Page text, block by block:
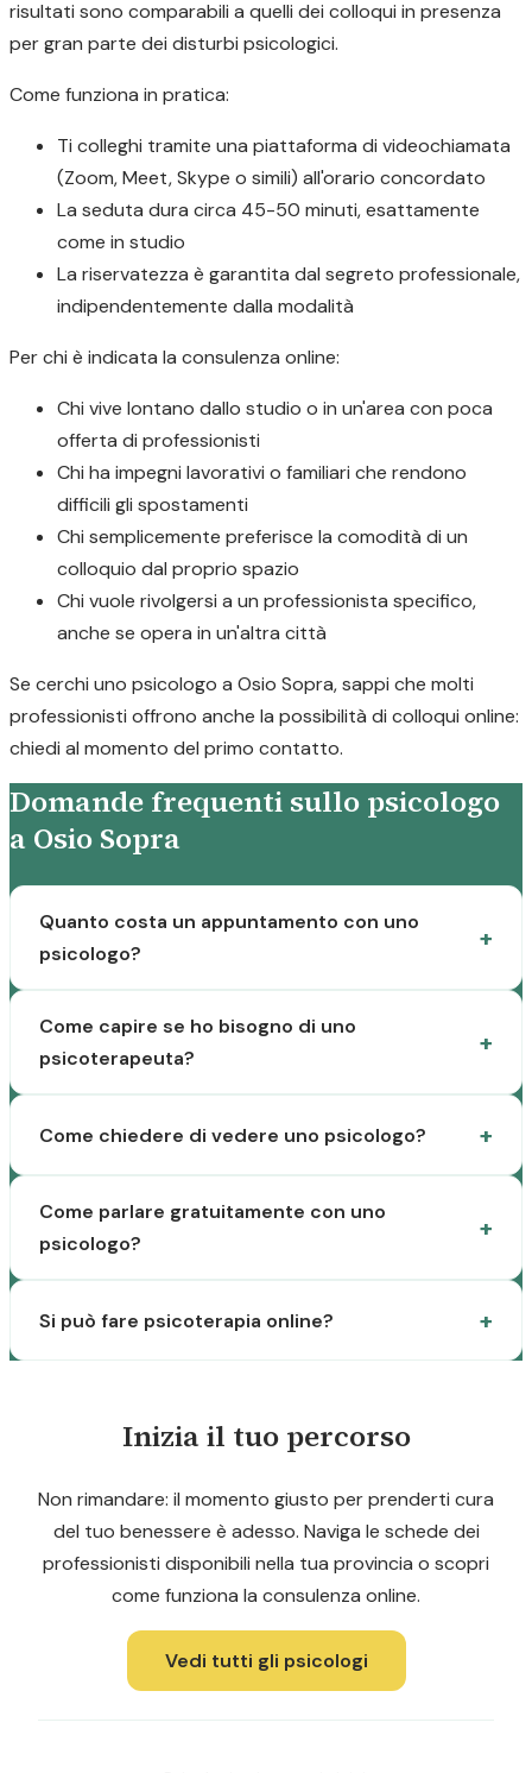
risultati sono comparabili a quelli dei colloqui in presenza
per gran parte dei disturbi psicologici.
Come funziona in pratica:
Ti colleghi tramite una piattaforma di videochiamata
(Zoom, Meet, Skype o simili) all'orario concordato
La seduta dura circa 45-50 minuti, esattamente
come in studio
La riservatezza è garantita dal segreto professionale,
indipendentemente dalla modalità
Per chi è indicata la consulenza online:
Chi vive lontano dallo studio o in un'area con poca
offerta di professionisti
Chi ha impegni lavorativi o familiari che rendono
difficili gli spostamenti
Chi semplicemente preferisce la comodità di un
colloquio dal proprio spazio
Chi vuole rivolgersi a un professionista specifico,
anche se opera in un'altra città
Se cerchi uno psicologo a Osio Sopra, sappi che molti
professionisti offrono anche la possibilità di colloqui online:
chiedi al momento del primo contatto.
Domande frequenti sullo psicologo
a Osio Sopra
Quanto costa un appuntamento con uno
psicologo?
Come capire se ho bisogno di uno
psicoterapeuta?
Come chiedere di vedere uno psicologo?
Come parlare gratuitamente con uno
psicologo?
Si può fare psicoterapia online?
Inizia il tuo percorso
Non rimandare: il momento giusto per prenderti cura
del tuo benessere è adesso. Naviga le schede dei
professionisti disponibili nella tua provincia o scopri
come funziona la consulenza online.
Vedi tutti gli psicologi